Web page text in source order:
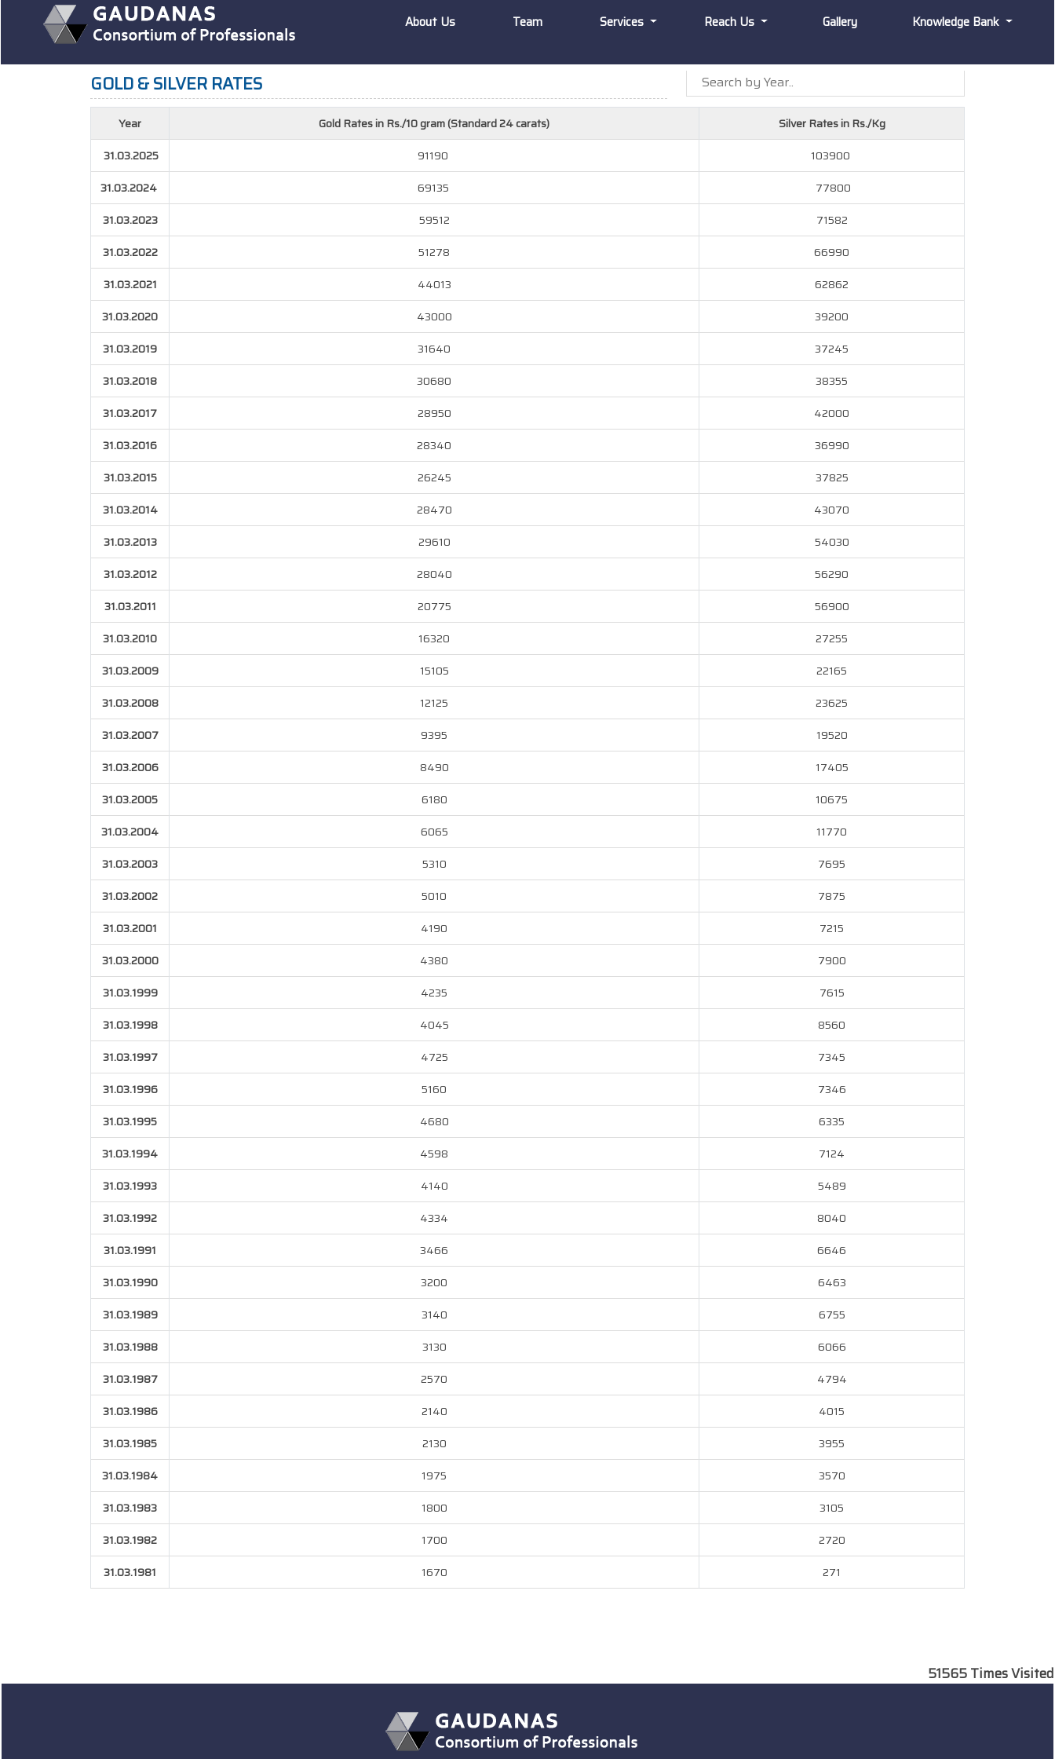
About Us Team Services Reach Us Gallery Knowledge Bank
GOLD & SILVER RATES
Year Gold Rates in Rs./10 gram (Standard 24 carats)
Silver Rates in Rs./Kg
31.03.2025
91190
103900
31.03.2024
69135
77800
31.03.2023
59512
71582
31.03.2022
51278
66990
31.03.2021
44013
62862
31.03.2020
43000
39200
31.03.2019
31640
37245
31.03.2018
30680
38355
31.03.2017
28950
42000
31.03.2016
28340
36990
31.03.2015
26245
37825
31.03.2014
28470
43070
31.03.2013
29610
54030
31.03.2012
28040
56290
31.03.2011
20775
56900
31.03.2010
16320
27255
31.03.2009
15105
22165
31.03.2008
12125
23625
31.03.2007
9395
19520
31.03.2006
8490
17405
31.03.2005
6180
10675
31.03.2004
6065
11770
31.03.2003
5310
7695
31.03.2002
5010
7875
31.03.2001
4190
7215
31.03.2000
4380
7900
31.03.1999
4235
7615
31.03.1998
4045
8560
31.03.1997
4725
7345
31.03.1996
5160
7346
31.03.1995
4680
6335
31.03.1994
4598
7124
31.03.1993
4140
5489
31.03.1992
4334
8040
31.03.1991
3466
6646
31.03.1990
3200
6463
31.03.1989
3140
6755
31.03.1988
3130
6066
31.03.1987
2570
4794
31.03.1986
2140
4015
31.03.1985
2130
3955
31.03.1984
1975
3570
31.03.1983
1800
3105
31.03.1982
1700
2720
31.03.1981
1670 271
51565Times Visited